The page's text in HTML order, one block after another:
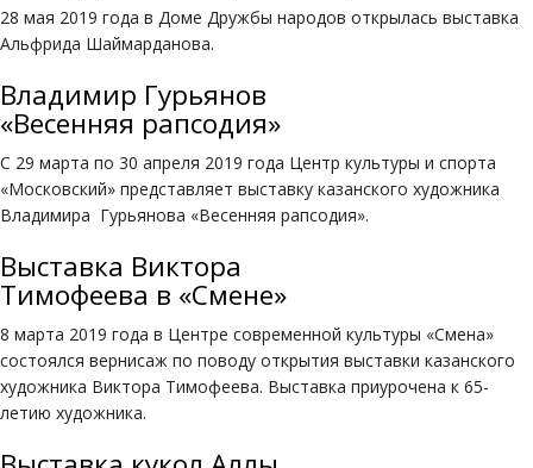
28 мая 2019 года в Доме Дружбы народов открылась выставка
Альфрида Шаймарданова.
Владимир Гурьянов
«Весенняя рапсодия»
С 29 марта по 30 апреля 2019 года Центр культуры и спорта
«Московский» представляет выставку казанского художника
Владимира Гурьянова «Весенняя рапсодия».
Выставка Виктора
Тимофеева в «Смене»
8 марта 2019 года в Центре современной культуры «Смена»
состоялся вернисаж по поводу открытия выставки казанского
художника Виктора Тимофеева. Выставка приурочена к 65-
летию художника.